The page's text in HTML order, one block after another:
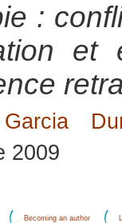
:
et
2009
Becoming an author